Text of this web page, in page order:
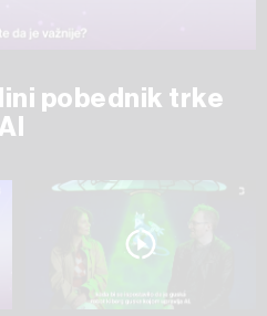
pobednik trke